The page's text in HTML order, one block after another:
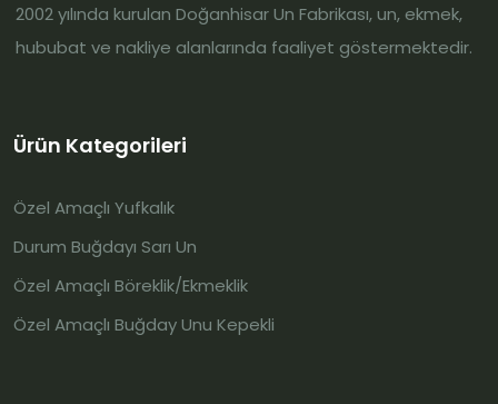
2002 yılında kurulan Doğanhisar Un Fabrikası, un, ekmek,
hububat ve nakliye alanlarında faaliyet göstermektedir.
Ürün Kategorileri
Özel Amaçlı Yufkalık
Durum Buğdayı Sarı Un
Özel Amaçlı Böreklik/Ekmeklik
Özel Amaçlı Buğday Unu Kepekli